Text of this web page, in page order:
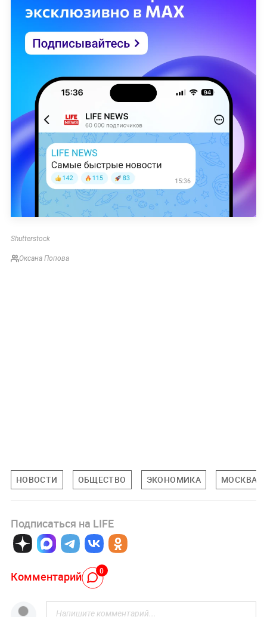
Shutterstock
Оксана Попова
НОВОСТИ ОБЩЕСТВО ЭКОНОМИКА МОСКВА
Подписаться на LIFE
Комментарий 0